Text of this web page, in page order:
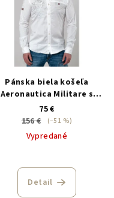
Pánska biela košeľa
Aeronautica Militare s
nášivkami
75 €
156 €
(–51 %)
Vypredané
Detail